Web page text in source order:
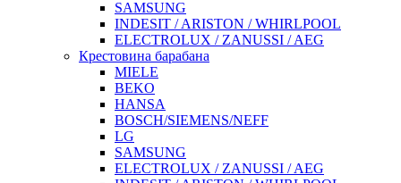
SAMSUNG
INDESIT / ARISTON / WHIRLPOOL
ELECTROLUX / ZANUSSI / AEG
Крестовина барабана
MIELE
BEKO
HANSA
BOSCH/SIEMENS/NEFF
LG
SAMSUNG
ELECTROLUX / ZANUSSI / AEG